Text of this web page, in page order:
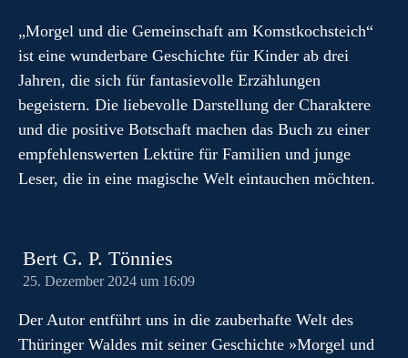
„Morgel und die Gemeinschaft am Komstkochsteich“
ist eine wunderbare Geschichte für Kinder ab drei
Jahren, die sich für fantasievolle Erzählungen
begeistern. Die liebevolle Darstellung der Charaktere
und die positive Botschaft machen das Buch zu einer
empfehlenswerten Lektüre für Familien und junge
Leser, die in eine magische Welt eintauchen möchten.
Bert G. P. Tönnies
25. Dezember 2024 um 16:09
Der Autor entführt uns in die zauberhafte Welt des
Thüringer Waldes mit seiner Geschichte »Morgel und